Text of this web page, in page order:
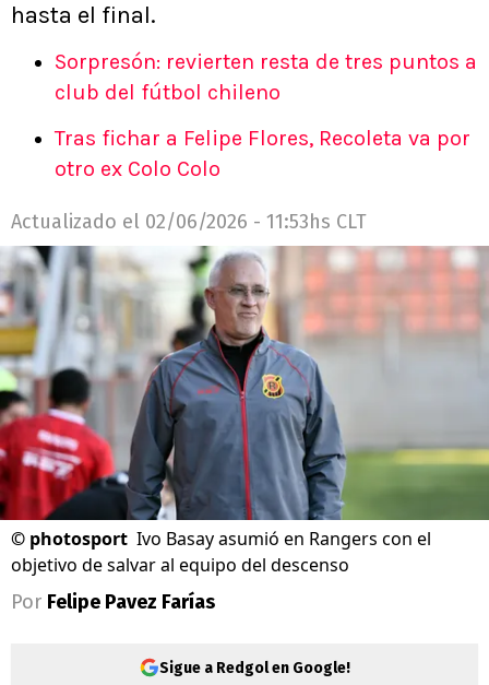
hasta el final.
Sorpresón: revierten resta de tres puntos a
club del fútbol chileno
Tras fichar a Felipe Flores, Recoleta va por
otro ex Colo Colo
Actualizado el 02/06/2026 - 11:53hs CLT
© photosport Ivo Basay asumió en Rangers con el
objetivo de salvar al equipo del descenso
Por Felipe Pavez Farías
Sigue a Redgol en Google!